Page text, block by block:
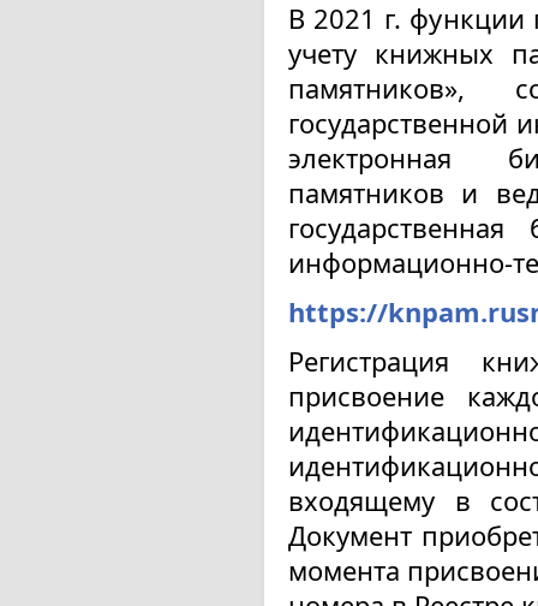
В 2021 г. функции
учету книжных
памятников»,
государственной
электронная
памятников и
информационно-
https://
Регистрация
присвоение
входящему в
Документ
момента